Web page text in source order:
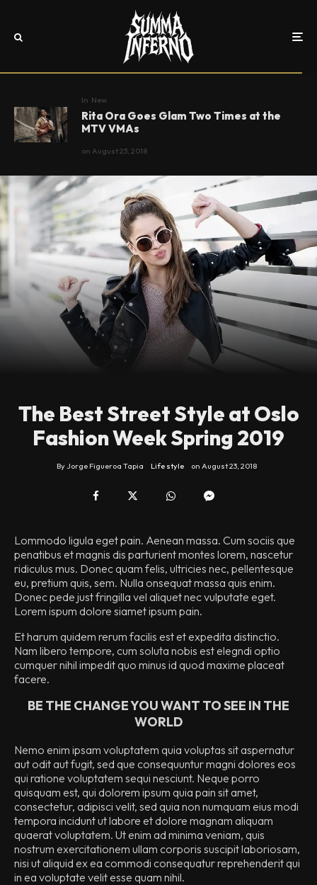
In New
Rita Ora Goes Glam Two Times at the
MTV VMAs
on August 23, 2018
The Best Street Style at Oslo
Fashion Week Spring 2019
By Jorge Figueroa Tapia Life style on August 23, 2018
Lommodo ligula eget pain. Aenean massa. Cum sociis que
penatibus et magnis dis parturient montes lorem, nascetur
ridiculus mus. Donec quam felis, ultricies nec, pellentesque
eu, pretium quis, sem. Nulla onsequat massa quis enim.
Donec pede just fringilla vel aliquet nec vulputate eget.
Lorem ispum dolore siamet ipsum pain.
Et harum quidem rerum facilis est et expedita distinctio.
Nam libero tempore, cum soluta nobis est elegndi optio
cumquer nihil impedit quo minus id quod maxime placeat
facere.
BE THE CHANGE YOU WANT TO SEE IN THE
WORLD
Nemo enim ipsam voluptatem quia voluptas sit aspernatur
aut odit aut fugit, sed que consequuntur magni dolores eos
qui ratione voluptatem sequi nesciunt. Neque porro
quisquam est, qui dolorem ipsum quia pain sit amet,
consectetur, adipisci velit, sed quia non numquam eius modi
tempora incidunt ut labore et dolore magnam aliquam
quaerat voluptatem. Ut enim ad minima veniam, quis
nostrum exercitationem ullam corporis suscipit laboriosam,
nisi ut aliquid ex ea commodi consequatur reprehenderit qui
in ea voluptate velit esse quam nihil.